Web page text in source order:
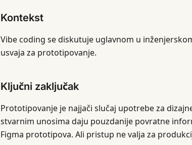
Kontekst
Vibe coding se diskutuje uglavnom u
usvaja za prototipovanje.
Ključni zaključak
Prototipovanje je najjači slučaj upotrebe za
stvarnim unosima daju pouzdanije povratne
Figma prototipova. Ali pristup ne valja za